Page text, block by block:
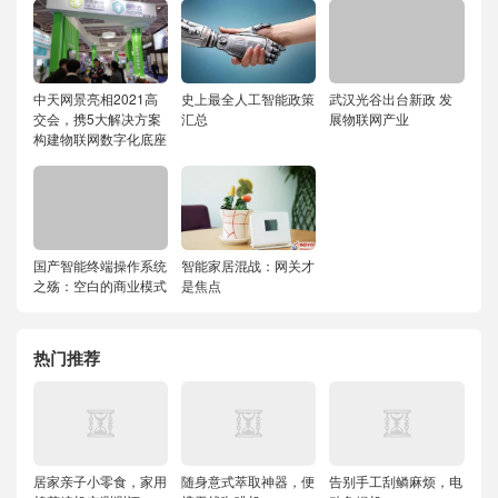
中天网景亮相2021高
交会，携5大解决方案
构建物联网数字化底座
史上最全人工智能政策
汇总
武汉光谷出台新政 发
展物联网产业
国产智能终端操作系统
之殇：空白的商业模式
智能家居混战：网关才
是焦点
热门推荐
居家亲子小零食，家用
随身意式萃取神器，便
告别手工刮鳞麻烦，电